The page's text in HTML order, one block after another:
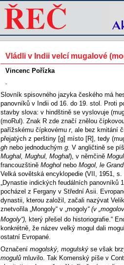
Vládli v Indii velcí mugalové
Vincenc Pořízka
-
Slovník spisovného jazyka českého má
panovníků v Indii od 16. do 19. stol. Proti
stavby slova: v hindštině se vyslovuje
(moRul). Znak R zde značí znělou
pařížskému čípkovému r, ale bez kmitání
přejatých z perštiny [g] místo [R], tedy
gh nebo jednoduchým g. V angličtině se
Mughal, Mughul, Moghal), v němčině
francouzštině Moghol nebo Mogol, le
Velká sovětská encyklopedie (VII, 1951, s.
„Dynastie indických feudálních panovníků
pocházel z Fergany v Střední Asii.
dynastii, kterou založil, začali nazývat
znetvořila „Mongoly“ v „mogoly“ (v
Mogoly“), který přešel do historiografie.“
konkrétně, že název velký mogul dali
ostatní Evropané.
Označení mogolský, mogulský se však
mogulů mluvilo. Tak Komenský píše v